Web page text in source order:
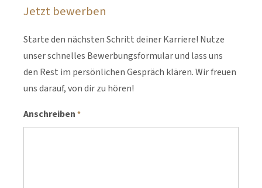
Jetzt bewerben
Starte den nächsten Schritt deiner Karriere! Nutze
unser schnelles Bewerbungsformular und lass uns
den Rest im persönlichen Gespräch klären. Wir freuen
uns darauf, von dir zu hören!
Anschreiben *